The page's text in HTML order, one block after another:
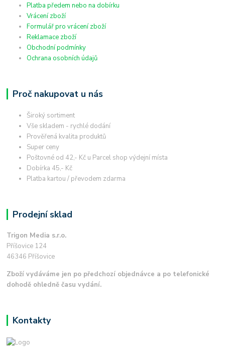
Platba předem nebo na dobírku
Vrácení zboží
Formulář pro vrácení zboží
Reklamace zboží
Obchodní podmínky
Ochrana osobních údajů
Proč nakupovat u nás
Široký sortiment
Vše skladem - rychlé dodání
Prověřená kvalita produktů
Super ceny
Poštovné od 42,- Kč u Parcel shop výdejní místa
Dobírka 45,- Kč
Platba kartou / převodem zdarma
Prodejní sklad
Trigon Media s.r.o.
Příšovice 124
46346 Příšovice
Zboží vydáváme jen po předchozí objednávce a po telefonické
dohodě ohledně času vydání.
Kontakty